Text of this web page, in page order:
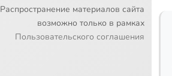
Распространение материалов сайта
возможно только в рамках
Пользовательского соглашения